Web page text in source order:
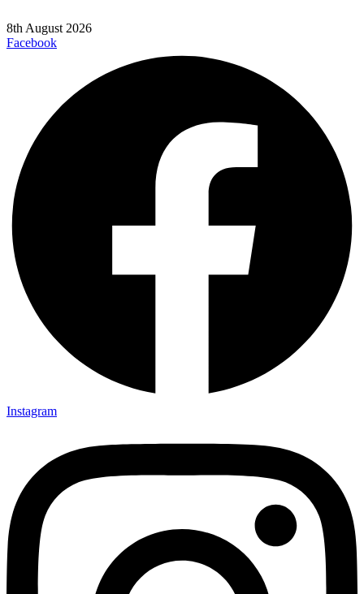
8th August 2026
Facebook
Instagram